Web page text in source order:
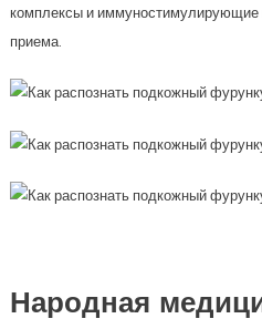
комплексы и иммуностимулирующие
приема.
Народная